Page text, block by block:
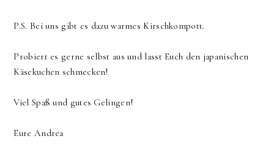
P.S. Bei uns gibt es dazu warmes Kirschkompott.
Probiert es gerne selbst aus und lasst Euch den japanischen
Käsekuchen schmecken!
Viel Spaß und gutes Gelingen!
Eure Andrea